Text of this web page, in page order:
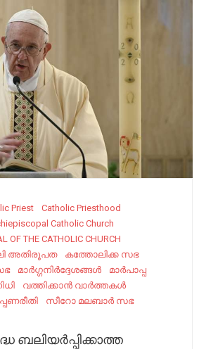
Priest
Catholic Priesthood
Catholic Church
OF THE CATHOLIC CHURCH
അതിരൂപത
കത്തോലിക്ക സഭ
മാർഗ്ഗനിർദ്ദേശങ്ങൾ
മാർപാപ്പ
വത്തിക്കാൻ വാർത്തകൾ
സീറോ മലബാർ സഭ
ബലിയർപ്പിക്കാത്ത